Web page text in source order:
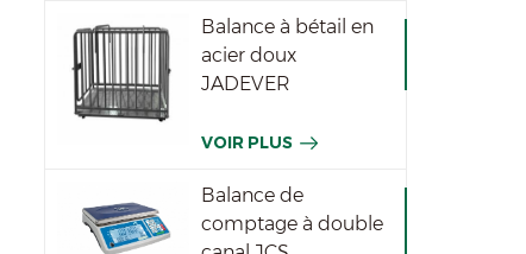
Balance à bétail en
acier doux
JADEVER
VOIR PLUS
Balance de
comptage à double